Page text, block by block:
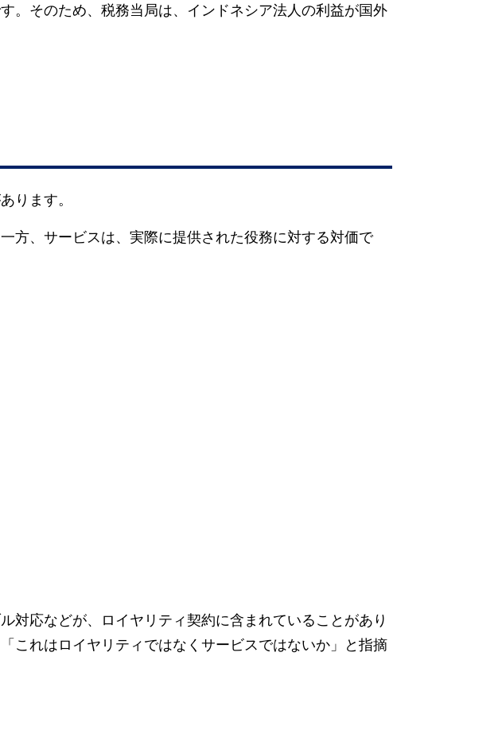
。そのため、税務当局は、インドネシア法人の利益が国外
ります。
方、サービスは、実際に提供された役務に対する対価で
対応などが、ロイヤリティ契約に含まれていることがあり
これはロイヤリティではなくサービスではないか」と指摘